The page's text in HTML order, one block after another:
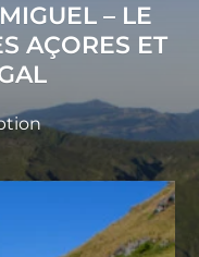
– LE
AÇORES ET